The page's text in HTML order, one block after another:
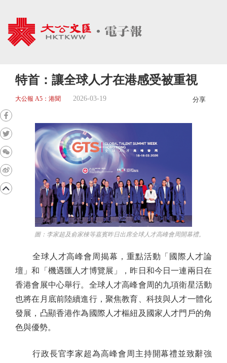
特首：讓全球人才在港感受被重視
大公報 A5：港聞 2026-03-19 分享
圖：李家超及俞家棟等嘉賓昨日出席全球人才高峰會周開幕禮。
全球人才高峰會周揭幕，重點活動「國際人才論
壇」和「機遇匯人才博覽展」，昨日和今日一連兩日在
香港會展中心舉行。全球人才高峰會周的九項衛星活動
也將在月底前陸續進行，聚焦教育、科技與人才一體化
發展，凸顯香港作為國際人才樞紐及國家人才門戶的角
色與優勢。
行政長官李家超為高峰會周主持開幕禮並致辭強